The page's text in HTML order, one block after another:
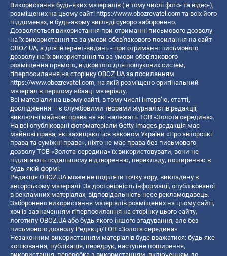
Використання будь-яких матеріалів ( в тому числі фото- та відео-),
розміщених на цьому сайті https://www.obozrevatel.com та всіх його
піддоменах, в будь-якому вигляді суворо заборонено.
Дозволяється використання при отриманні письмового дозволу
на їх використання та за умови обов'язкового посилання на сайт
OBOZ.UA, а для інтернет-видань - при отриманні письмового
дозволу на їх використання та за умови обов'язкового
розміщення прямого, відкритого для пошукових систем,
гіперпосилання на сторінку OBOZ.UA за посиланням
https://www.obozrevatel.com, на якій розміщено оригінальний
матеріал в першому абзаці матеріалу.
Всі матеріали на цьому сайті, в тому числі інтерв’ю, статті,
дослідження – є службовими творами журналістів редакції,
виключні майнові права на які належать ТОВ «Золота середина».
На всі опубліковані фотоматеріали Getty Images редакція має
майнові права, які захищаються законом України «Про авторські
права та суміжні права», ніхто не має права без письмового
дозволу ТОВ «Золота середина» їх використовувати, вони не
підлягають подальшому відтворенню, перекладу, поширенню в
будь-якій формі.
Редакція OBOZ.UA може не поділяти точку зору, викладену в
авторському матеріалі. За достовірність інформації, опублікованої
в рекламних матеріалах, відповідальність несе рекламодавець.
Заборонено використання матеріалів розміщених на цьому сайті,
хоч із зазначенням гіперпосилання на сторінку цього сайту,
логотипу OBOZ.UA або будь-якого іншого згадування, але без
письмового дозволу Редакції/ТОВ «Золота середина»
Незаконним використанням матеріалів буде вважатися: будь-яке
копiювання, публiкацiя, передрук, наступне поширення,